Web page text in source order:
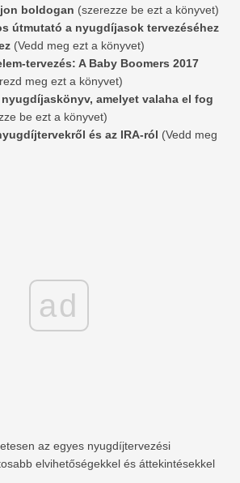
boldogan (szerezze be ezt a könyvet)
útmutató a nyugdíjasok tervezéséhez
(Vedd meg ezt a könyvet)
tervezés: A Baby Boomers 2017
meg ezt a könyvet)
amelyet valaha el fog
be ezt a könyvet)
és az IRA-ról (Vedd meg
ad
az egyes nyugdíjtervezési
elvihetőségekkel és áttekintésekkel